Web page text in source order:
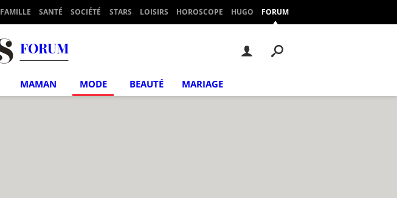
FAMILLE SANTÉ SOCIÉTÉ STARS LOISIRS HOROSCOPE HUGO FORUM
FORUM
MAMAN MODE BEAUTÉ MARIAGE